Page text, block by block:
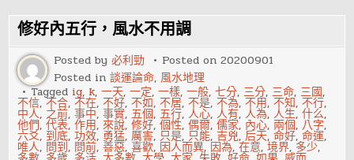
見!
離
職
必
懂
6
大
重
點
修好內五行，風水不用調
Posted by必利勁 Posted on20200901
Posted in談運論命, 風水地理
Tagged ig, k,一天,一定,一樣,一般,七分, 三分, 三命, 三國,
不信,不合,不在,不好,不如,不居,不是,不為,不用,不知,不行,
中人, 之前,事中,事實,五個,五行,人心,人有,人為,人生,什么,
他們,代表,作用,來說,修好,個性,偶爾,儒家, 內心, 兩個, 八字,
六爻, 到底,功效, 勇猛,厲害, 只是, 只能,吉兇,后天,命好,命運,
唯人, 問到, 問前,善惡,喜歡, 因人而異, 因為,在意,境界, 多少,